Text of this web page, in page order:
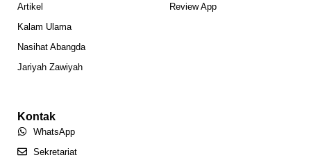
Artikel
Kalam Ulama
Nasihat Abangda
Jariyah Zawiyah
Review App
Kontak
WhatsApp
Sekretariat